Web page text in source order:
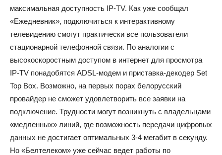
максимальная доступность IP-TV. Как уже сообщал
«Ежедневник», подключиться к интерактивному
телевидению смогут практически все пользователи
стационарной телефонной связи. По аналогии с
высокоскоростным доступом в интернет для просмотра
IP-TV понадобятся ADSL-модем и приставка-декодер Set
Top Box. Возможно, на первых порах белорусский
провайдер не сможет удовлетворить все заявки на
подключение. Трудности могут возникнуть с владельцами
«медленных» линий, где возможность передачи цифровых
данных не достигает оптимальных 3-4 мегабит в секунду.
Но «Белтелеком» уже сейчас ведет работы по